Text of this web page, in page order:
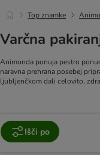
Top znamke
Varčna
Animonda ponuja pestro
naravna prehrana posebej
ljubljenčkom dali celovito,
Išči po